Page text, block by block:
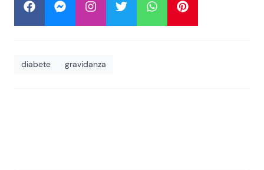
diabete gravidanza